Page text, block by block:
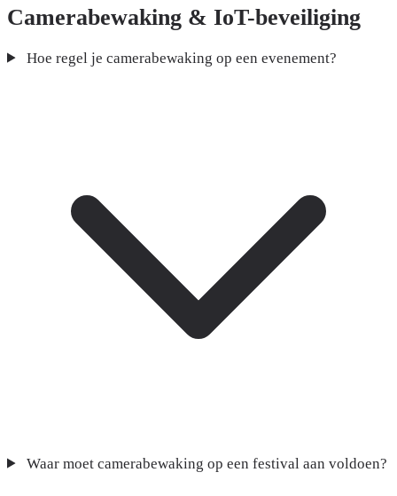
Camerabewaking & IoT-beveiliging
Hoe regel je camerabewaking op een evenement?
Waar moet camerabewaking op een festival aan voldoen?